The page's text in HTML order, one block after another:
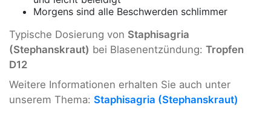
Morgens sind alle Beschwerden schlimmer
Typische Dosierung von Staphisagria
(Stephanskraut) bei Blasenentzündung: Tropfen
D12
Weitere Informationen erhalten Sie auch unter
unserem Thema: Staphisagria (Stephanskraut)